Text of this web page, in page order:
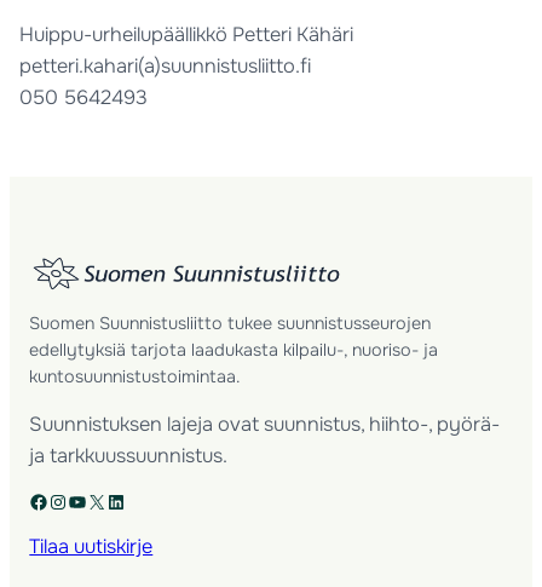
Huippu-urheilupäällikkö Petteri Kähäri
petteri.kahari(a)suunnistusliitto.fi
050 5642493
Suomen Suunnistusliitto tukee suunnistusseurojen
edellytyksiä tarjota laadukasta kilpailu-, nuoriso- ja
kuntosuunnistustoimintaa.
Suunnistuksen lajeja ovat suunnistus, hiihto-, pyörä-
ja tarkkuussuunnistus.
Facebook Instagram YouTube X LinkedIn
Tilaa uutiskirje